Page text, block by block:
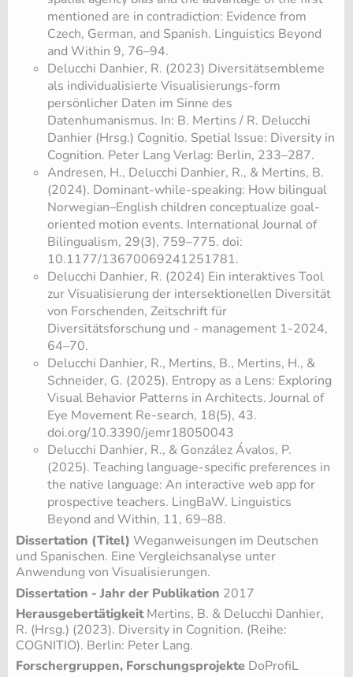
mentioned are in contradiction: Evidence from
Czech, German, and Spanish. Linguistics Beyond
and Within 9, 76–94.
Delucchi Danhier, R. (2023) Diversitätsembleme
als individualisierte Visualisierungs-form
persönlicher Daten im Sinne des
Datenhumanismus. In: B. Mertins / R. Delucchi
Danhier (Hrsg.) Cognitio. Spetial Issue: Diversity in
Cognition. Peter Lang Verlag: Berlin, 233–287.
Andresen, H., Delucchi Danhier, R., & Mertins, B.
(2024). Dominant-while-speaking: How bilingual
Norwegian–English children conceptualize goal-
oriented motion events. International Journal of
Bilingualism, 29(3), 759–775. doi:
10.1177/13670069241251781.
Delucchi Danhier, R. (2024) Ein interaktives Tool
zur Visualisierung der intersektionellen Diversität
von Forschenden, Zeitschrift für
Diversitätsforschung und - management 1-2024,
64–70.
Delucchi Danhier, R., Mertins, B., Mertins, H., &
Schneider, G. (2025). Entropy as a Lens: Exploring
Visual Behavior Patterns in Architects. Journal of
Eye Movement Re-search, 18(5), 43.
doi.org/10.3390/jemr18050043
Delucchi Danhier, R., & González Ávalos, P.
(2025). Teaching language-specific preferences in
the native language: An interactive web app for
prospective teachers. LingBaW. Linguistics
Beyond and Within, 11, 69–88.
Dissertation (Titel) Weganweisungen im Deutschen
und Spanischen. Eine Vergleichsanalyse unter
Anwendung von Visualisierungen.
Dissertation - Jahr der Publikation 2017
HerausgebertätigkeitMertins, B. & Delucchi Danhier,
R. (Hrsg.) (2023). Diversity in Cognition. (Reihe:
COGNITIO). Berlin: Peter Lang.
Forschergruppen, Forschungsprojekte DoProfiL